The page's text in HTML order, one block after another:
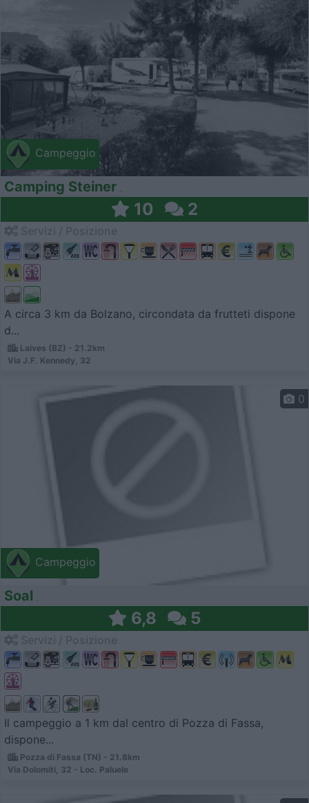
Campeggio
Camping Steiner
10 2
A circa 3 km da Bolzano, circondata da frutteti dispone
d...
Laives (BZ) - 21.2km
Via J.F. Kennedy, 32
Campeggio
0
Soal
6,8 5
Il campeggio a 1 km dal centro di Pozza di Fassa,
dispone...
Pozza di Fassa (TN) - 21.8km
Via Dolomiti, 32 - Loc. Paluele